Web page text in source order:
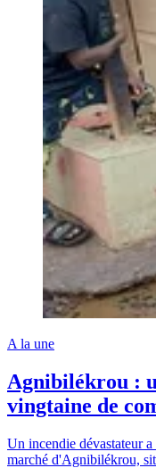
A la une
Agnibilékrou :
vingtaine de
Un incendie dévastateur
marché d'Agnibilékrou,